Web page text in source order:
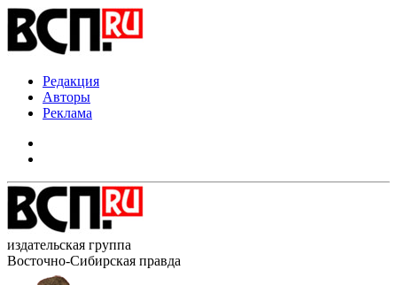
Редакция
Авторы
Реклама
издательская группа
Восточно-Сибирская правда